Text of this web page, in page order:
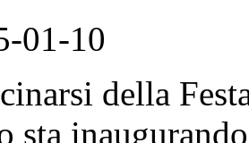
01-10
della
sta